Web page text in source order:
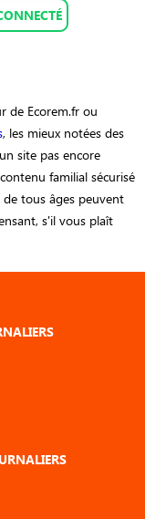
de Ecorem.fr ou
, les mieux notées des
site pas encore
familial sécurisé
tous âges peuvent
s'il vous plaît